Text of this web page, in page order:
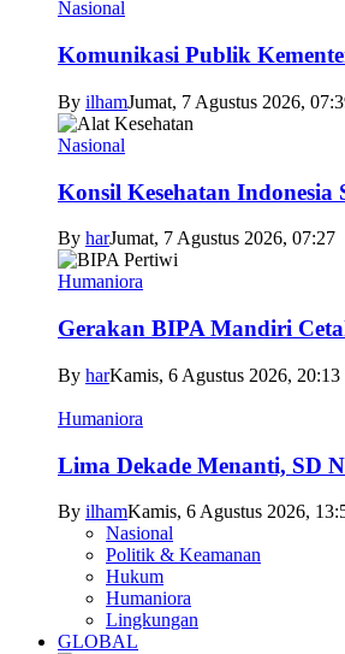
Nasional
Komunikasi Publik
By ilhamJumat, 7 Agustus 2026,
Nasional
Konsil Kesehatan Indonesia
By harJumat, 7 Agustus 2026, 07:27
Humaniora
Gerakan BIPA Mandiri
By harKamis, 6 Agustus 2026, 20:13
Humaniora
Lima Dekade Menanti, SD
By ilhamKamis, 6 Agustus 2026,
Nasional
Politik & Keamanan
Hukum
Humaniora
Lingkungan
GLOBAL